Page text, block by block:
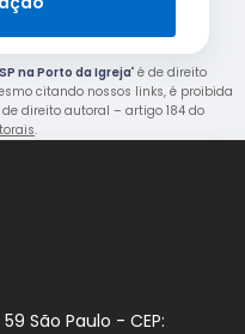
na Porto da Igreja" é de direito
citando nossos links, é proibida
direito autoral – artigo 184 do
.
São Paulo - CEP: